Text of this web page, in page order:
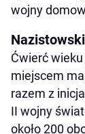
wojny
Ćwierć
miejscem
razem z
II wojny
około 200